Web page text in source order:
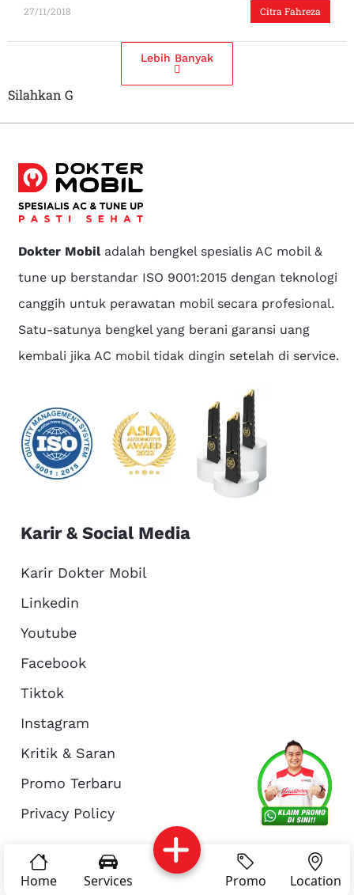
About Us
Reservasi Article
Home Services Promo Location
Citra Fahreza
27/11/2018
Lebih Banyak
Silahkan G
Dokter Mobiladalah bengkel spesialis AC mobil &
tune up berstandar ISO 9001:2015 dengan teknologi
canggih untuk perawatan mobil secara profesional.
Satu-satunya bengkel yang berani garansi uang
kembali jika AC mobil tidak dingin setelah di service.
Karir & Social Media
Karir Dokter Mobil
Linkedin
Youtube
Facebook
Tiktok
Instagram
Kritik & Saran
Promo Terbaru
Privacy Policy
© Copyright 2026 - Dokter Mobil Indonesia